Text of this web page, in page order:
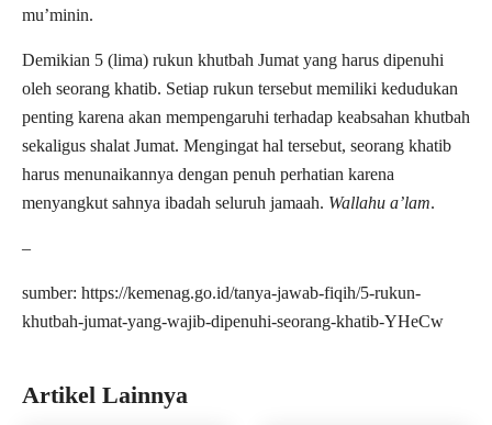
mu’minin.
Demikian 5 (lima) rukun khutbah Jumat yang harus dipenuhi
oleh seorang khatib. Setiap rukun tersebut memiliki kedudukan
penting karena akan mempengaruhi terhadap keabsahan khutbah
sekaligus shalat Jumat. Mengingat hal tersebut, seorang khatib
harus menunaikannya dengan penuh perhatian karena
menyangkut sahnya ibadah seluruh jamaah. Wallahu a’lam.
–
sumber: https://kemenag.go.id/tanya-jawab-fiqih/5-rukun-
khutbah-jumat-yang-wajib-dipenuhi-seorang-khatib-YHeCw
Artikel Lainnya